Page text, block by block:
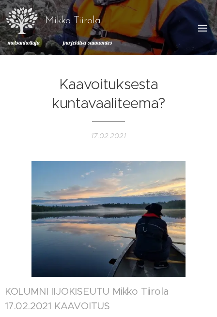
Mikko Tiirola
metsänhoitaja purjehtiva saunamies
Kaavoituksesta
kuntavaaliteema?
17.02.2021
KOLUMNI IIJOKISEUTU Mikko Tiirola
17.02.2021 KAAVOITUS